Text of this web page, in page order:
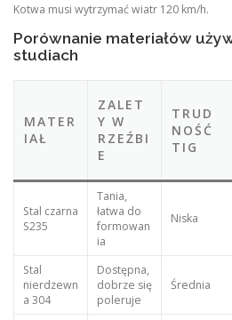
Kotwa musi wytrzymać wiatr 120 km/h.
Porównanie materiałów
studiach
MATER
IAŁ
ZALET
Y W
RZEŹBI
E
TRUD
NOŚĆ
TIG
Stal czarna
S235
Tania,
łatwa do
formowan
ia
Niska
Stal
nierdzewn
a 304
Dostępna,
dobrze się
poleruje
Średnia